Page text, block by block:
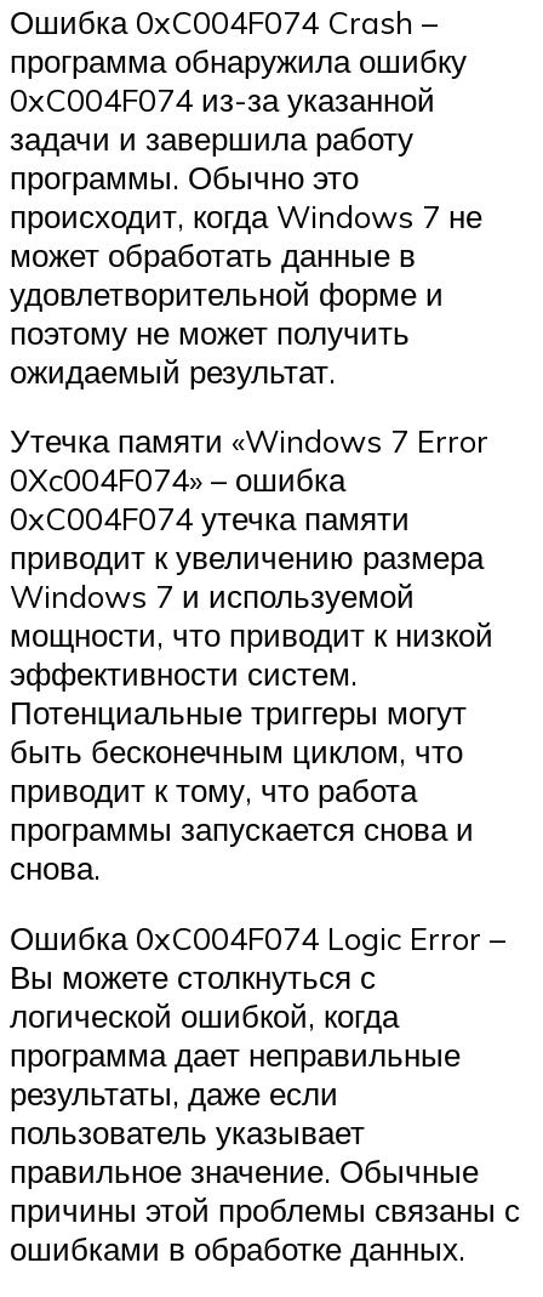
Ошибка 0xC004F074 Crash –
программа обнаружила ошибку
0xC004F074 из-за указанной
задачи и завершила работу
программы. Обычно это
происходит, когда Windows 7 не
может обработать данные в
удовлетворительной форме и
поэтому не может получить
ожидаемый результат.
Утечка памяти «Windows 7 Error
0Xc004F074» – ошибка
0xC004F074 утечка памяти
приводит к увеличению размера
Windows 7 и используемой
мощности, что приводит к низкой
эффективности систем.
Потенциальные триггеры могут
быть бесконечным циклом, что
приводит к тому, что работа
программы запускается снова и
снова.
Ошибка 0xC004F074 Logic Error –
Вы можете столкнуться с
логической ошибкой, когда
программа дает неправильные
результаты, даже если
пользователь указывает
правильное значение. Обычные
причины этой проблемы связаны с
ошибками в обработке данных.